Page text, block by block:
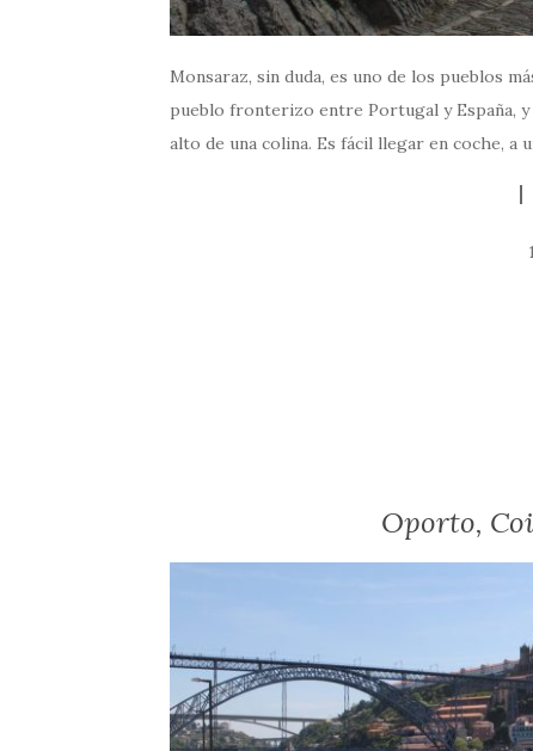
Monsaraz, sin duda, es uno de los pueblos
pueblo fronterizo entre Portugal y España, y
alto de una colina. Es fácil llegar en coche, a
Oporto,